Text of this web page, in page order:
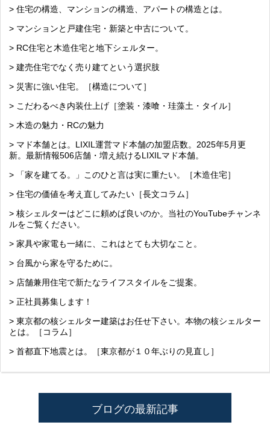
> 住宅の構造、マンションの構造、アパートの構造とは。
> マンションと戸建住宅・新築と中古について。
> RC住宅と木造住宅と地下シェルター。
> 建売住宅でなく売り建てという選択肢
> 災害に強い住宅。［構造について］
> こだわるべき内装仕上げ［塗装・漆喰・珪藻土・タイル］
> 木造の魅力・RCの魅力
> マド本舗とは。LIXIL運営マド本舗の加盟店数。2025年5月更
新。最新情報506店舗・増え続けるLIXILマド本舗。
> 「家を建てる。」このひと言は実に重たい。［木造住宅］
> 住宅の価値を考え直してみたい［長文コラム］
> 核シェルターはどこに頼めば良いのか。当社のYouTubeチャンネ
ルをご覧ください。
> 家具や家電も一緒に、これはとても大切なこと。
> 台風から家を守るために。
> 店舗兼用住宅で新たなライフスタイルをご提案。
> 正社員募集します！
> 東京都の核シェルター建築はお任せ下さい。本物の核シェルター
とは。［コラム］
> 首都直下地震とは。［東京都が１０年ぶりの見直し］
ブログの最新記事